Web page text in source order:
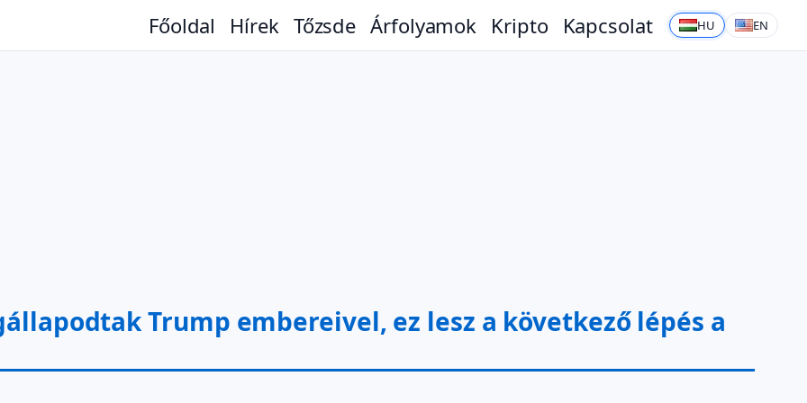
Főoldal Hírek Tőzsde Árfolyamok Kripto Kapcsolat HU EN
Trump embereivel, ez lesz a következő lépés a